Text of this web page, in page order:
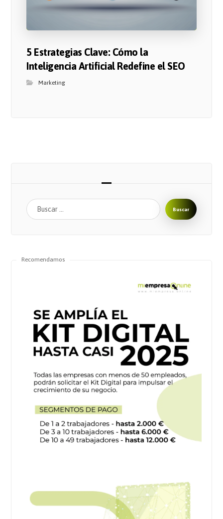
5 Estrategias Clave: Cómo la
Inteligencia Artificial Redefine el SEO
Marketing
Buscar
Recomendamos